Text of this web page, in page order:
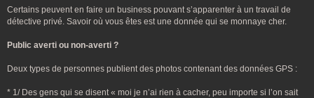
Certains peuvent en faire un business pouvant s’apparenter à un travail de
détective privé. Savoir où vous êtes est une donnée qui se monnaye cher.
Public averti ou non-averti ?
Deux types de personnes publient des photos contenant des données GPS :
* 1/ Des gens qui se disent « moi je n’ai rien à cacher, peu importe si l’on sait